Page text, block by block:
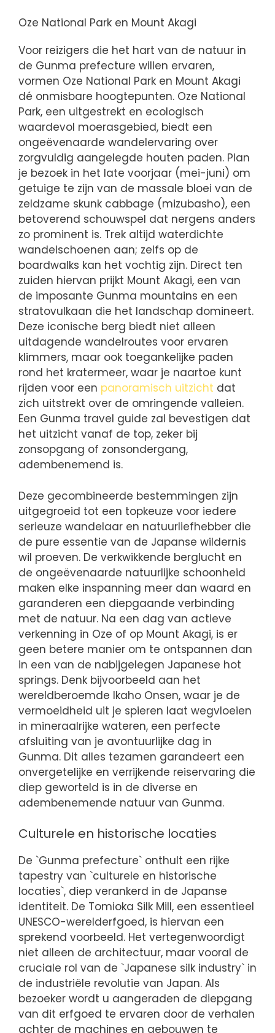
Oze National Park en Mount Akagi
Voor reizigers die het hart van de natuur in
de Gunma prefecture willen ervaren,
vormen Oze National Park en Mount Akagi
dé onmisbare hoogtepunten. Oze National
Park, een uitgestrekt en ecologisch
waardevol moerasgebied, biedt een
ongeëvenaarde wandelervaring over
zorgvuldig aangelegde houten paden. Plan
je bezoek in het late voorjaar (mei-juni) om
getuige te zijn van de massale bloei van de
zeldzame skunk cabbage (mizubasho), een
betoverend schouwspel dat nergens anders
zo prominent is. Trek altijd waterdichte
wandelschoenen aan; zelfs op de
boardwalks kan het vochtig zijn. Direct ten
zuiden hiervan prijkt Mount Akagi, een van
de imposante Gunma mountains en een
stratovulkaan die het landschap domineert.
Deze iconische berg biedt niet alleen
uitdagende wandelroutes voor ervaren
klimmers, maar ook toegankelijke paden
rond het kratermeer, waar je naartoe kunt
rijden voor een panoramisch uitzicht dat
zich uitstrekt over de omringende valleien.
Een Gunma travel guide zal bevestigen dat
het uitzicht vanaf de top, zeker bij
zonsopgang of zonsondergang,
adembenemend is.
Deze gecombineerde bestemmingen zijn
uitgegroeid tot een topkeuze voor iedere
serieuze wandelaar en natuurliefhebber die
de pure essentie van de Japanse wildernis
wil proeven. De verkwikkende berglucht en
de ongeëvenaarde natuurlijke schoonheid
maken elke inspanning meer dan waard en
garanderen een diepgaande verbinding
met de natuur. Na een dag van actieve
verkenning in Oze of op Mount Akagi, is er
geen betere manier om te ontspannen dan
in een van de nabijgelegen Japanese hot
springs. Denk bijvoorbeeld aan het
wereldberoemde Ikaho Onsen, waar je de
vermoeidheid uit je spieren laat wegvloeien
in mineraalrijke wateren, een perfecte
afsluiting van je avontuurlijke dag in
Gunma. Dit alles tezamen garandeert een
onvergetelijke en verrijkende reiservaring die
diep geworteld is in de diverse en
adembenemende natuur van Gunma.
Culturele en historische locaties
De `Gunma prefecture` onthult een rijke
tapestry van `culturele en historische
locaties`, diep verankerd in de Japanse
identiteit. De Tomioka Silk Mill, een essentieel
UNESCO-werelderfgoed, is hiervan een
sprekend voorbeeld. Het vertegenwoordigt
niet alleen de architectuur, maar vooral de
cruciale rol van de `Japanese silk industry` in
de industriële revolutie van Japan. Als
bezoeker wordt u aangeraden de diepgang
van dit erfgoed te ervaren door de verhalen
achter de machines en gebouwen te